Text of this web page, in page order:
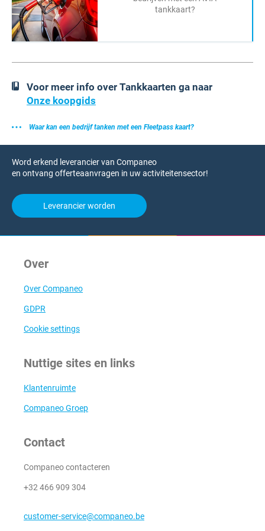
tankkaart?
Voor meer info over Tankkaarten ga naar
Onze koopgids
Waar kan een bedrijf tanken met een Fleetpass kaart?
Word erkend leverancier van Companeo
en ontvang offerteaanvragen in uw activiteitensector!
Leverancier worden
Over
Over Companeo
GDPR
Cookie settings
Nuttige sites en links
Klantenruimte
Companeo Groep
Contact
Companeo contacteren
+32 466 909 304
customer-service@companeo.be